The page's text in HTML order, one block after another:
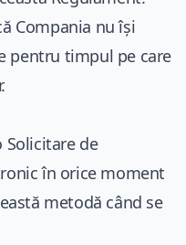
Compania nu își
pentru timpul pe care
Solicitare de
în orice moment
metodă când se